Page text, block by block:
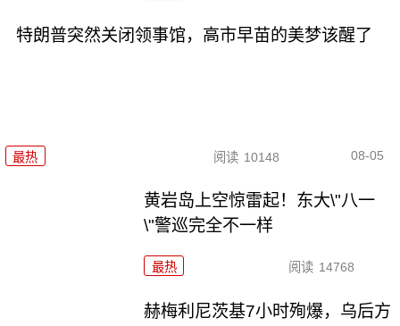
特朗普突然关闭领事馆，高市早苗的美梦该醒了
最热 阅读 10148 08-05
黄岩岛上空惊雷起！东大\"八一
\"警巡完全不一样
最热 阅读 14768
赫梅利尼茨基7小时殉爆，乌后方